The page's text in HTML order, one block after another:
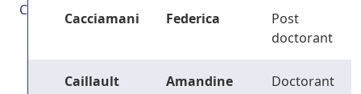
C Cacciamani Federica
Post
doctorant
Caillault Amandine Doctorant